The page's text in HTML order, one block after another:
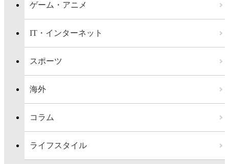
ゲーム・アニメ
IT・インターネット
スポーツ
海外
コラム
ライフスタイル